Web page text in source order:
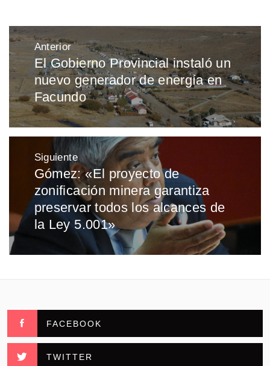
Navegación
de
entradas
Anterior
Entrada
anterior:
El Gobierno Provincial instaló un
nuevo generador de energía en
Facundo
Siguiente
Entrada
siguiente:
Gómez: «El proyecto de
zonificación minera garantiza
preservar todos los alcances de
la Ley 5.001»
FACEBOOK
TWITTER